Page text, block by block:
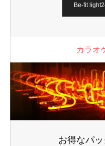
Be-fit
カラオ
お得なパッ